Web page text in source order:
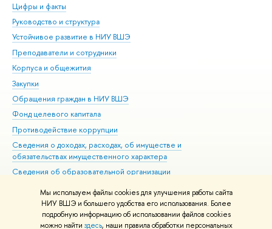
Мы используем файлы cookies для улучшения работы сайта
НИУ ВШЭ и большего удобства его использования. Более
подробную информацию об использовании файлов cookies
можно найти здесь, наши правила обработки персональных
Цифры и факты
Руководство и структура
Устойчивое развитие в НИУ ВШЭ
Преподаватели и сотрудники
Корпуса и общежития
Закупки
Обращения граждан в НИУ ВШЭ
Фонд целевого капитала
Противодействие коррупции
Сведения о доходах, расходах, об имуществе и
обязательствах имущественного характера
Сведения об образовательной организации
Людям с ограниченными возможностями здоровья
Единая платежная страница
Работа в Вышке